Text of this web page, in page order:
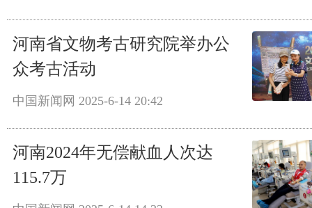
河南省文物考古研究院举办公
众考古活动
中国新闻网 2025-6-14 20:42
河南2024年无偿献血人次达
115.7万